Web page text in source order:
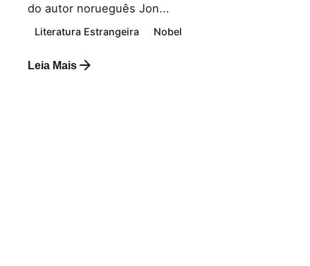
do autor norueguês Jon...
Literatura Estrangeira Nobel
Leia Mais